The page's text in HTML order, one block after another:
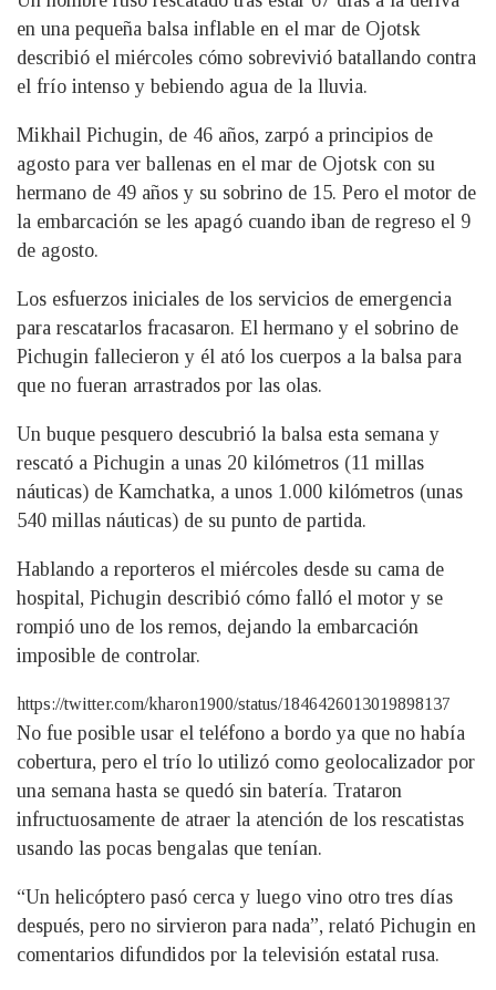
en una pequeña balsa inflable en el mar de Ojotsk
describió el miércoles cómo sobrevivió batallando contra
el frío intenso y bebiendo agua de la lluvia.
Mikhail Pichugin, de 46 años, zarpó a principios de
agosto para ver ballenas en el mar de Ojotsk con su
hermano de 49 años y su sobrino de 15. Pero el motor de
la embarcación se les apagó cuando iban de regreso el 9
de agosto.
Los esfuerzos iniciales de los servicios de emergencia
para rescatarlos fracasaron. El hermano y el sobrino de
Pichugin fallecieron y él ató los cuerpos a la balsa para
que no fueran arrastrados por las olas.
Un buque pesquero descubrió la balsa esta semana y
rescató a Pichugin a unas 20 kilómetros (11 millas
náuticas) de Kamchatka, a unos 1.000 kilómetros (unas
540 millas náuticas) de su punto de partida.
Hablando a reporteros el miércoles desde su cama de
hospital, Pichugin describió cómo falló el motor y se
rompió uno de los remos, dejando la embarcación
imposible de controlar.
https://twitter.com/kharon1900/status/1846426013019898137
No fue posible usar el teléfono a bordo ya que no había
cobertura, pero el trío lo utilizó como geolocalizador por
una semana hasta se quedó sin batería. Trataron
infructuosamente de atraer la atención de los rescatistas
usando las pocas bengalas que tenían.
“Un helicóptero pasó cerca y luego vino otro tres días
después, pero no sirvieron para nada”, relató Pichugin en
comentarios difundidos por la televisión estatal rusa.